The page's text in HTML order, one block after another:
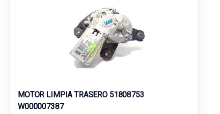
MOTOR LIMPIA TRASERO 51808753
W000007387